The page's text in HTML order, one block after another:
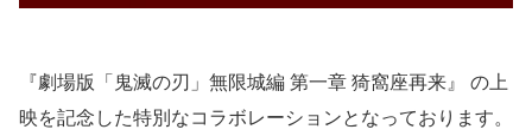
『劇場版「鬼滅の刃」無限城編 第一章 猗窩座再来』 の上
映を記念した特別なコラボレーションとなっております。